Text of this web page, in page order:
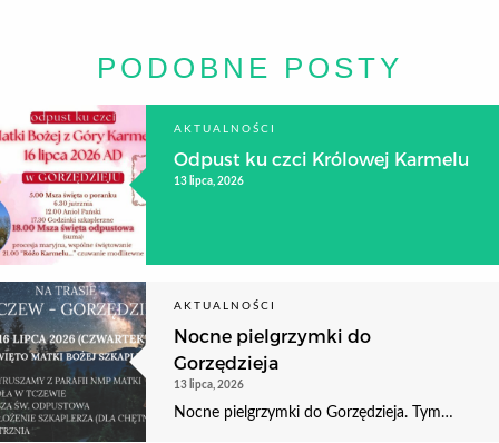
PODOBNE POSTY
AKTUALNOŚCI
Odpust ku czci Królowej Karmelu
13 lipca, 2026
AKTUALNOŚCI
Nocne pielgrzymki do
Gorzędzieja
13 lipca, 2026
Nocne pielgrzymki do Gorzędzieja. Tym…